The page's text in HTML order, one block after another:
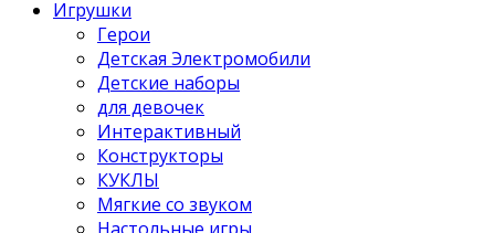
Игрушки
Герои
Детская Электромобили
Детские наборы
для девочек
Интерактивный
Конструкторы
КУКЛЫ
Мягкие со звуком